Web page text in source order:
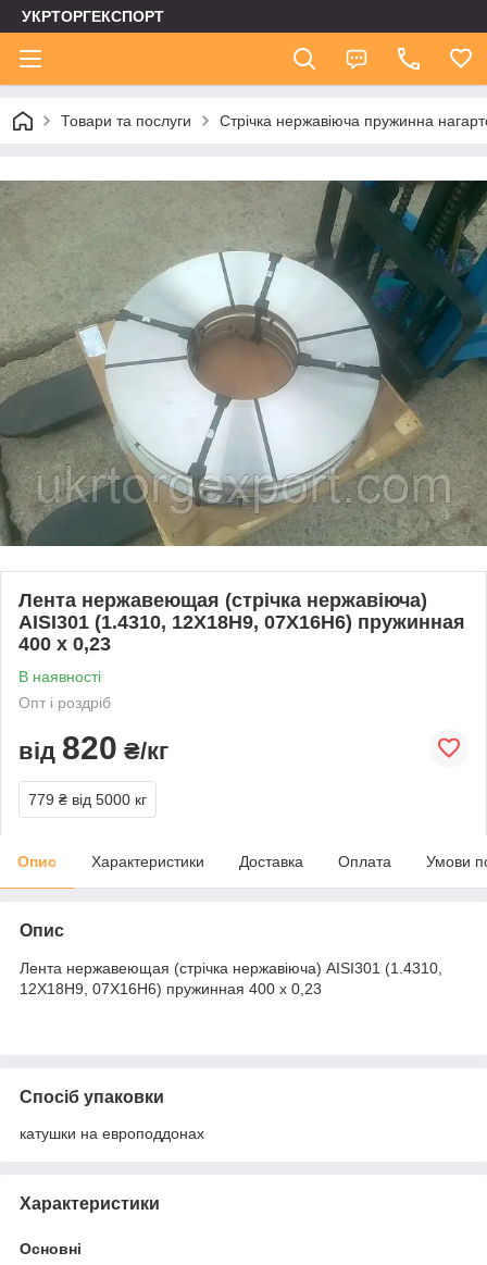
УКРТОРГЕКСПОРТ
Товари та послуги Стрічка нержавіюча пружинна
Лента нержавеющая (стрічка нержавіюча)
AISI301 (1.4310, 12Х18Н9, 07Х16Н6) пружинная
400 х 0,23
В наявності
Опт і роздріб
від 820 ₴/кг
779 ₴ від 5000 кг
Опис Характеристики Доставка Оплата Умови
Опис
Лента нержавеющая (стрічка нержавіюча) AISI301 (1.4310,
12Х18Н9, 07Х16Н6) пружинная 400 х 0,23
Спосіб упаковки
катушки на европоддонах
Характеристики
Основні